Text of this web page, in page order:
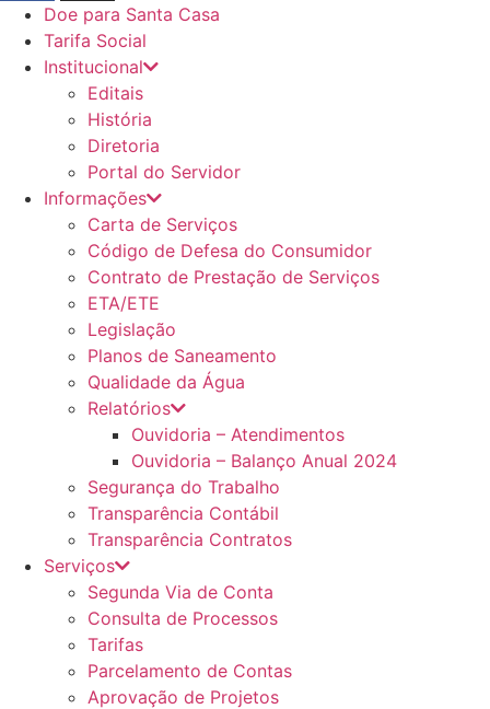
Doe para Santa Casa
Tarifa Social
Institucional
Editais
História
Diretoria
Portal do Servidor
Informações
Carta de Serviços
Código de Defesa do Consumidor
Contrato de Prestação de Serviços
ETA/ETE
Legislação
Planos de Saneamento
Qualidade da Água
Relatórios
Ouvidoria – Atendimentos
Ouvidoria – Balanço Anual 2024
Segurança do Trabalho
Transparência Contábil
Transparência Contratos
Serviços
Segunda Via de Conta
Consulta de Processos
Tarifas
Parcelamento de Contas
Aprovação de Projetos